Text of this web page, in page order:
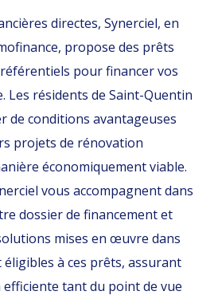
directes, Synerciel, en
propose des prêts
pour financer vos
Les résidents de Saint-Quentin
de conditions avantageuses
projets de rénovation
économiquement viable.
vous accompagnent dans
dossier de financement et
mises en œuvre dans
à ces prêts, assurant
tant du point de vue